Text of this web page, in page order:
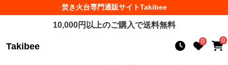
焚き火台専門通販サイトTakibee
10,000円以上のご購入で送料無料
Takibee 0 0